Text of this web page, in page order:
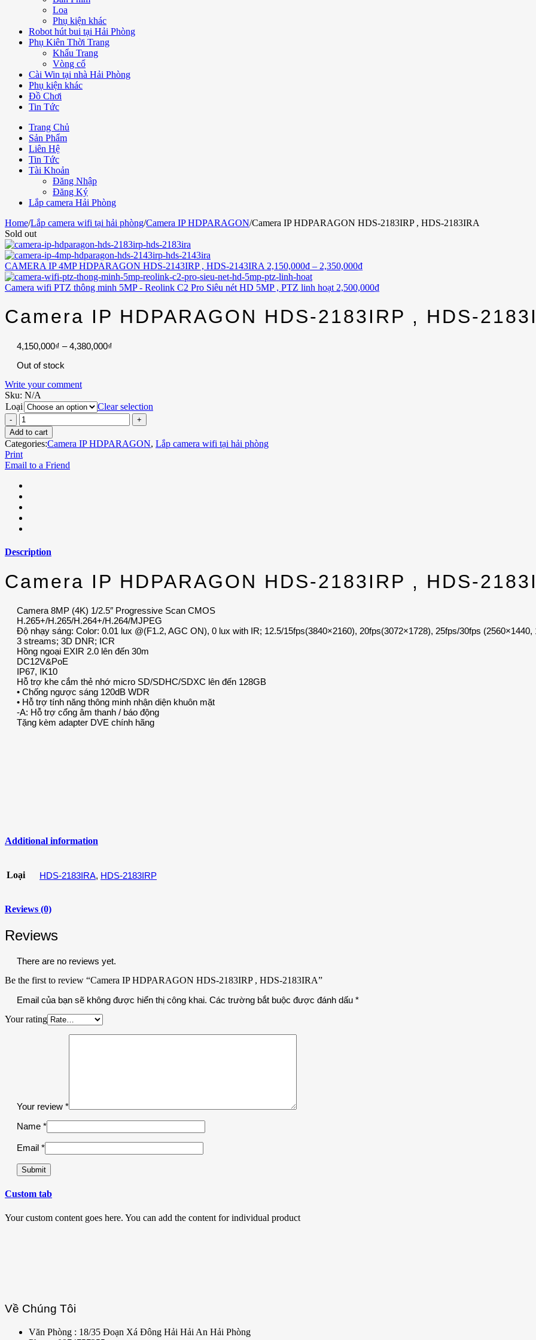
Loa
Phụ kiện khác
Robot hút bui tại Hải Phòng
Phụ Kiên Thời Trang
Khẩu Trang
Vòng cổ
Cài Win tại nhà Hải Phòng
Phụ kiện khác
Đồ Chơi
Tin Tức
Trang Chủ
Sản Phẩm
Liên Hệ
Tin Tức
Tài Khoản
Đăng Nhập
Đăng Ký
Lắp camera Hải Phòng
Home/Lắp camera wifi tại hải phòng/Camera IP HDPARAGON/Camera IP HDPARAGON HDS-2183IRP , HDS-2183IRA
Sold out
CAMERA IP 4MP HDPARAGON HDS-2143IRP , HDS-2143IRA 2,150,000₫ – 2,350,000₫
Camera wifi PTZ thông minh 5MP - Reolink C2 Pro Siêu nét HD 5MP , PTZ linh hoạt 2,500,000₫
Camera IP HDPARAGON HDS-2183IRP , HDS-
4,150,000₫ –4,380,000₫
Out of stock
Write your comment
Sku: N/A
Loại
Clear selection
Add to cart
Categories:Camera IP HDPARAGON, Lắp camera wifi tại hải phòng
Print
Email to a Friend
Description
Camera IP HDPARAGON HDS-2183IRP , HDS-
Camera 8MP (4K) 1/2.5″ Progressive Scan CMOS
H.265+/H.265/H.264+/H.264/MJPEG
Độ nhạy sáng: Color: 0.01 lux @(F1.2, AGC ON), 0 lux with IR; 12.5/15fps(3840×2160), 20fps(3072×1728), 25fps/30fps (2560×1440,
3 streams; 3D DNR; ICR
Hồng ngoại EXIR 2.0 lên đến 30m
DC12V&PoE
IP67, IK10
Hỗ trợ khe cắm thẻ nhớ micro SD/SDHC/SDXC lên đến 128GB
• Chống ngược sáng 120dB WDR
• Hỗ trợ tính năng thông minh nhận diện khuôn mặt
-A: Hỗ trợ cổng âm thanh / báo động
Tặng kèm adapter DVE chính hãng
Additional information
Loại HDS-2183IRA, HDS-2183IRP
Reviews (0)
Reviews
There are no reviews yet.
Be the first to review “Camera IP HDPARAGON HDS-2183IRP , HDS-2183IRA”
Email của bạn sẽ không được hiển thị công khai. Các trường bắt buộc được đánh dấu *
Your rating
Your review *
Name *
Email *
Custom tab
Your custom content goes here. You can add the content for individual product
Về Chúng Tôi
Văn Phòng : 18/35 Đoạn Xá Đông Hải Hải An Hải Phòng